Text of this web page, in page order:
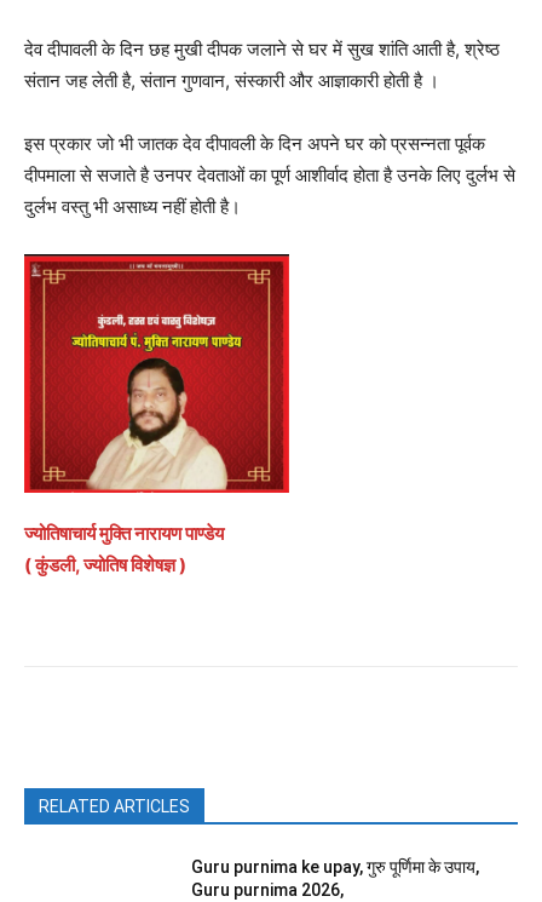
देव दीपावली के दिन छह मुखी दीपक जलाने से घर में सुख शांति आती है, श्रेष्ठ
संतान जह लेती है, संतान गुणवान, संस्कारी और आज्ञाकारी होती है ।
इस प्रकार जो भी जातक देव दीपावली के दिन अपने घर को प्रसन्नता पूर्वक
दीपमाला से सजाते है उनपर देवताओं का पूर्ण आशीर्वाद होता है उनके लिए दुर्लभ से
दुर्लभ वस्तु भी असाध्य नहीं होती है।
ज्योतिषाचार्य मुक्ति नारायण पाण्डेय
( कुंडली, ज्योतिष विशेषज्ञ )
RELATED ARTICLES
Guru purnima ke upay, गुरु पूर्णिमा के उपाय,
Guru purnima 2026,